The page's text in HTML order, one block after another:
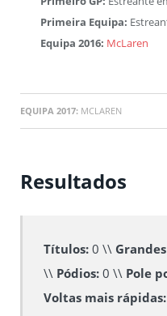
Primeira Equipa:
Equipa 2016: McLaren
EQUIPA 2017: MCLAREN
Resultados
Títulos:0 \\
\\ Pódios:0 \\ Pole
Voltas mais rápidas: